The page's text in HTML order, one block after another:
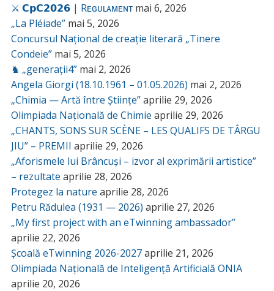
⚔️ 𝗖𝗽𝗖𝟮𝟬𝟮𝟲 | Rᴇɢᴜʟᴀᴍᴇɴᴛ mai 6, 2026
„La Pléiade” mai 5, 2026
Concursul Național de creație literară „Tinere
Condeie” mai 5, 2026
♞ „generații4” mai 2, 2026
Angela Giorgi (18.10.1961 – 01.05.2026) mai 2, 2026
„Chimia — Artă între Științe”aprilie 29, 2026
Olimpiada Națională de Chimie aprilie 29, 2026
„CHANTS, SONS SUR SCÈNE – LES QUALIFS DE TÂRGU
JIU” – PREMII aprilie 29, 2026
„Aforismele lui Brâncuși – izvor al exprimării artistice”
– rezultate aprilie 28, 2026
Protegez la nature aprilie 28, 2026
Petru Rădulea (1931 — 2026) aprilie 27, 2026
„My first project with an eTwinning ambassador”
aprilie 22, 2026
Școală eTwinning 2026-2027aprilie 21, 2026
Olimpiada Națională de Inteligență Artificială ONIA
aprilie 20, 2026